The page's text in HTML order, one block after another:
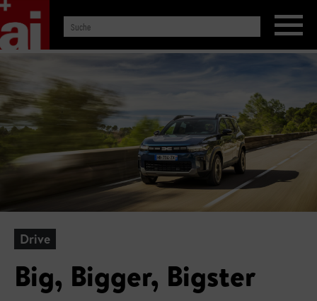
Drive
Big, Bigger, Bigster